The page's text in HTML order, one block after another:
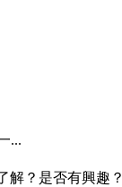
...
解？是否有興趣？